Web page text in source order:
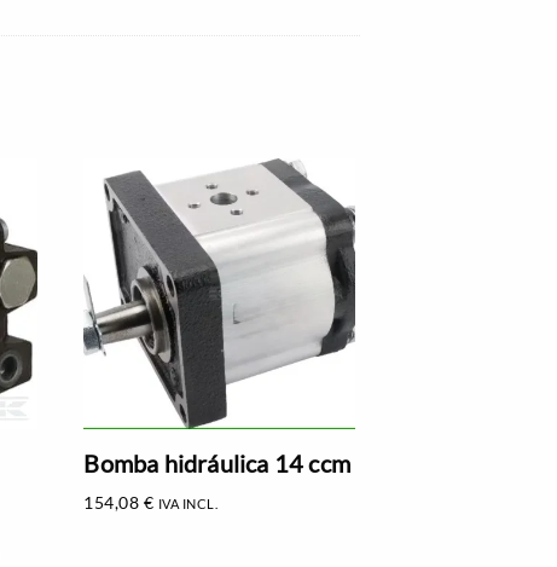
Bomba hidráulica 14 ccm
154,08 € IVA INCL.